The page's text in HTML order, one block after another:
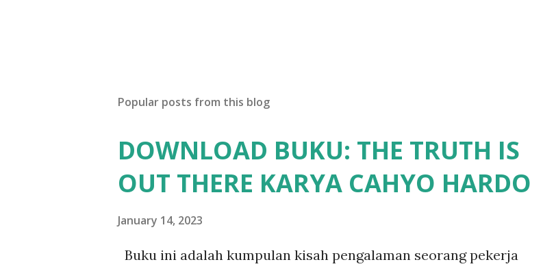
Popular posts from this blog
DOWNLOAD BUKU: THE TRUTH IS
OUT THERE KARYA CAHYO HARDO
January 14, 2023
Buku ini adalah kumpulan kisah pengalaman seorang pekerja